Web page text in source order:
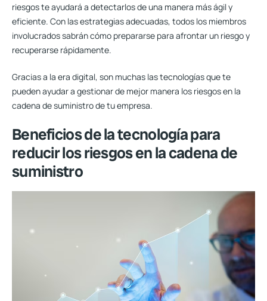
riesgos te ayudará a detectarlos de una manera más ágil y
eficiente. Con las estrategias adecuadas, todos los miembros
involucrados sabrán cómo prepararse para afrontar un riesgo y
recuperarse rápidamente.
Gracias a la era digital, son muchas las tecnologías que te
pueden ayudar a gestionar de mejor manera los riesgosen la
cadena de suministro de tu empresa.
Beneficios de la tecnología para
reducir los riesgos en la cadena de
suministro